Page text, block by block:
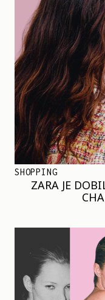
SHOPPING
ZARA JE